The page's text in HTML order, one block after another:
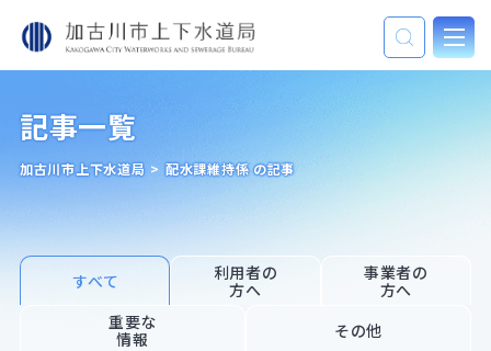
記事一覧
加古川市上下水道局 > 配水課維持係 の記事
すべて
利用者の
方へ
事業者の
方へ
重要な
情報
その他